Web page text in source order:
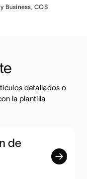
Business, COS
detallados o
la plantilla
de